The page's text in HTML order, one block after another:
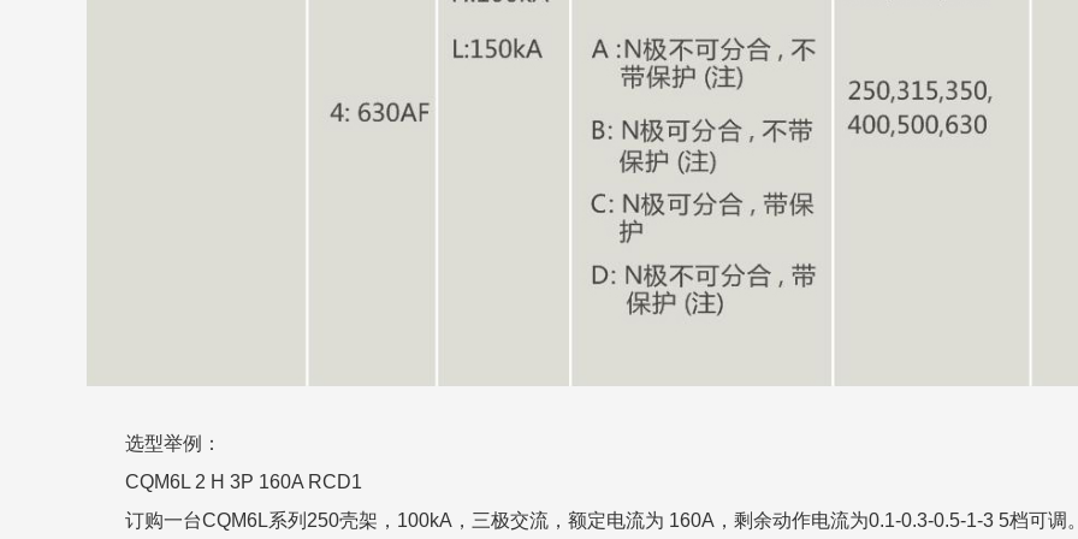
选型举例：
CQM6L 2 H 3P 160A RCD1
订购一台CQM6L系列250壳架，100kA，三极交流，额定电流为 160A，剩余动作电流为0.1-0.3-0.5-1-3 5档可调